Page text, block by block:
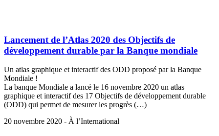
Lancement de l’Atlas 2020 des Objectifs de
développement durable par la Banque mondiale
Un atlas graphique et interactif des ODD proposé par la Banque
Mondiale !
La banque Mondiale a lancé le 16 novembre 2020 un atlas
graphique et interactif des 17 Objectifs de développement durable
(ODD) qui permet de mesurer les progrès (…)
20 novembre 2020 - À l’International